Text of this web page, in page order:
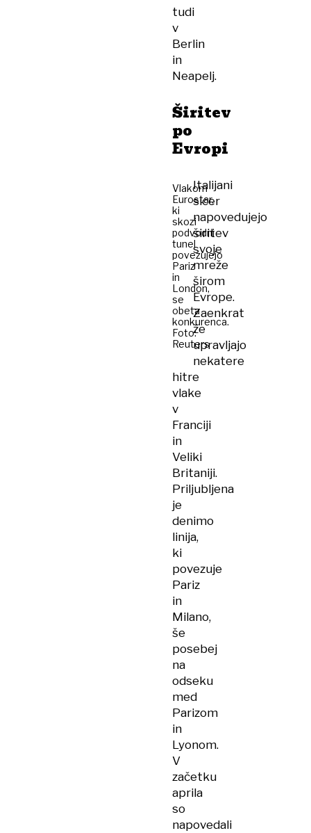
tudi
v
Berlin
in
Neapelj.
Širitev
po
Evropi
Vlakom
Eurostar,
ki
skozi
podvodni
tunel
povezujejo
Pariz
in
London,
se
obeta
konkurenca.
Foto:
Reuters
Italijani
sicer
napovedujejo
širitev
svoje
mreže
širom
Evrope.
Zaenkrat
že
upravljajo
nekatere
hitre
vlake
v
Franciji
in
Veliki
Britaniji.
Priljubljena
je
denimo
linija,
ki
povezuje
Pariz
in
Milano,
še
posebej
na
odseku
med
Parizom
in
Lyonom.
V
začetku
aprila
so
napovedali